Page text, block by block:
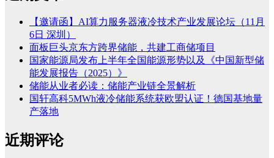
【邀请函】AI算力服务器液冷技术产业发展论坛（11月
6日 深圳）
面板巨头京东方跨界储能，共建工商储项目
国家能源局发布上半年全国能源形势以及《中国新型储
能发展报告（2025）》
储能从业者必读：储能产业链全景解析
国轩高科5MWh液冷储能系统获欧盟认证！德国基地量
产落地
近期评论